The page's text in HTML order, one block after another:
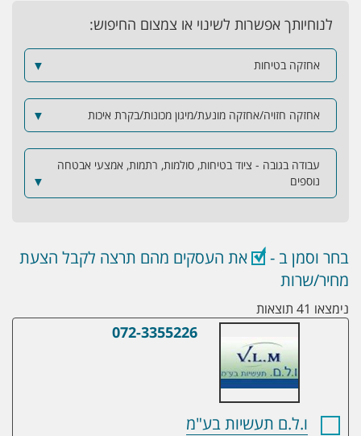
לנוחיותך אפשרות לשינוי או צמצום החיפוש:
אחזקה בטיחות ▼
אחזקה חזויה/אחזקה מונעת/מיגון מכונות/בקרת איכות ▼
עבודה בגובה - ציוד בטיחות, סולמות, רתמות, אמצעי אבטחה
נוספים
▼
בחר וסמן ב -
את העסקים מהם תרצה לקבל הצעת
מחיר/שרות
נימצאו 41 תוצאות
ו.ל.ם תעשיות בע"מ
072-3355226
ו.ל.ם תעשיות בע"מ